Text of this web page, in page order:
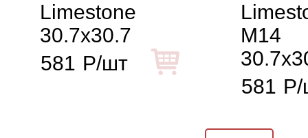
Limestone
30.7x30.7
581 Р/шт
M14
581 Р/